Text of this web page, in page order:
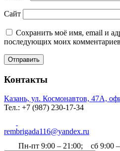
Сайт
Сохранить моё имя, email и
последующих моих
Отправить
Контакты
Казань, ул. Космонавтов, 47А,
Тел.: +7 (987) 230‑17-34
rembrigada116@yandex.ru
Пн-пт 9:00 – 21:00; сб 9:00